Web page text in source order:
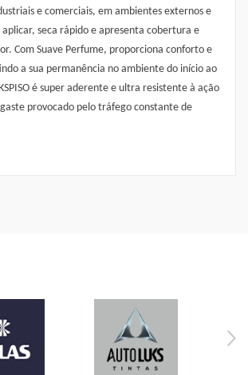
e comerciais, em ambientes externos e
seca rápido e apresenta cobertura e
Com Suave Perfume, proporciona conforto e
a sua permanência no ambiente do início ao
é super aderente e ultra resistente à ação
provocado pelo tráfego constante de